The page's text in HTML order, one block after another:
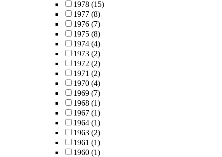
1978 (15)
1977 (8)
1976 (7)
1975 (8)
1974 (4)
1973 (2)
1972 (2)
1971 (2)
1970 (4)
1969 (7)
1968 (1)
1967 (1)
1964 (1)
1963 (2)
1961 (1)
1960 (1)